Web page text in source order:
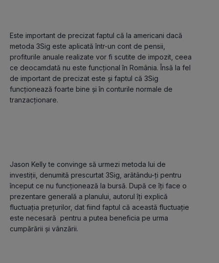
Este important de precizat faptul că la americani dacă
metoda 3Sig este aplicată într-un cont de pensii,
profiturile anuale realizate vor fi scutite de impozit, ceea
ce deocamdată nu este funcțional în România. Însă la fel
de important de precizat este și faptul că 3Sig
funcționează foarte bine și în conturile normale de
Jason Kelly te convinge să urmezi metoda lui de
investiții, denumită prescurtat 3Sig, arătându-ți pentru
început ce nu funcționează la bursă. După ce îți face o
prezentare generală a planului, autorul îți explică
fluctuația prețurilor, dat fiind faptul că această fluctuație
este necesară  pentru a putea beneficia pe urma
cumpărării și vânzării.